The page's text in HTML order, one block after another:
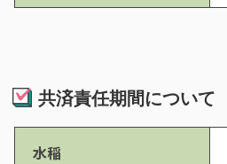
共済責任期間について
水稲